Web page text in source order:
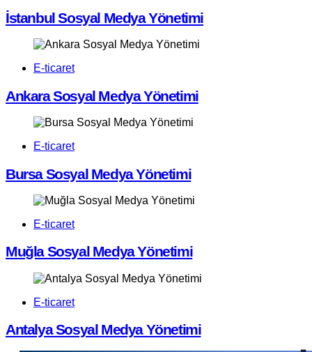
İstanbul Sosyal Medya Yönetimi
E-ticaret
Ankara Sosyal Medya Yönetimi
E-ticaret
Bursa Sosyal Medya Yönetimi
E-ticaret
Muğla Sosyal Medya Yönetimi
E-ticaret
Antalya Sosyal Medya Yönetimi